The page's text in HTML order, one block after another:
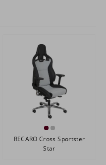
RECARO Cross Sportster
Star